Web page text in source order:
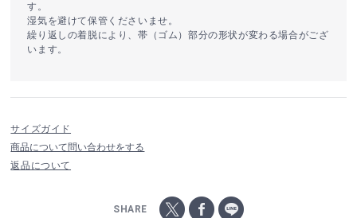
す。
湿気を避けて保管くださいませ。
繰り返しの着脱により、帯（ゴム）部分の形状が変わる場合がござ
います。
サイズガイド
商品について問い合わせをする
返品について
SHARE